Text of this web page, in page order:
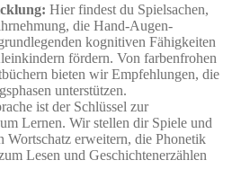
Hier findest du Spielsachen,
die Hand-Augen-
kognitiven Fähigkeiten
fördern. Von farbenfrohen
bieten wir Empfehlungen, die
unterstützen.
ist der Schlüssel zur
Lernen. Wir stellen dir Spiele und
Wortschatz erweitern, die Phonetik
Lesen und Geschichtenerzählen